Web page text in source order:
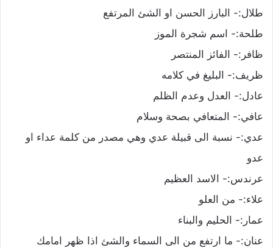
طلال:- البارز الحسن او الشئ المرتفع
طلحة:- اسم شجرة الموز
ظافر:- الفائز المنتصر
ظريف:- البليغ في كلامه
عادل:- العدل وعدم الظلم
عافي:- المتعافي بصحة وسلام
عدي:- نسبة الى قبيلة عدي وهي مصدر من كلمة عداء او
عدو
عرندس:- الاسد العظيم
علاء:- من العلو
عمار:- الحليم والبناء
عنان:- ما ارتفع من الى السماء والشئ اذا ظهر امامك